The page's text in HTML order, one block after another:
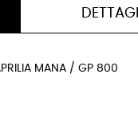
MANA / GP 800